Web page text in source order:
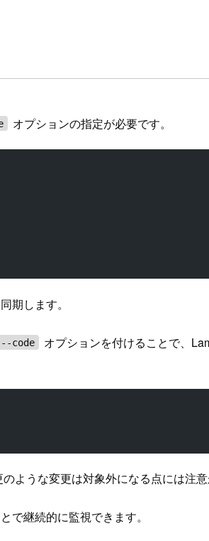
オプションの指定が必要です。
期します。
--code
オプションを付けることで、
ような変更は対象外になる点には注意
で継続的に監視できます。